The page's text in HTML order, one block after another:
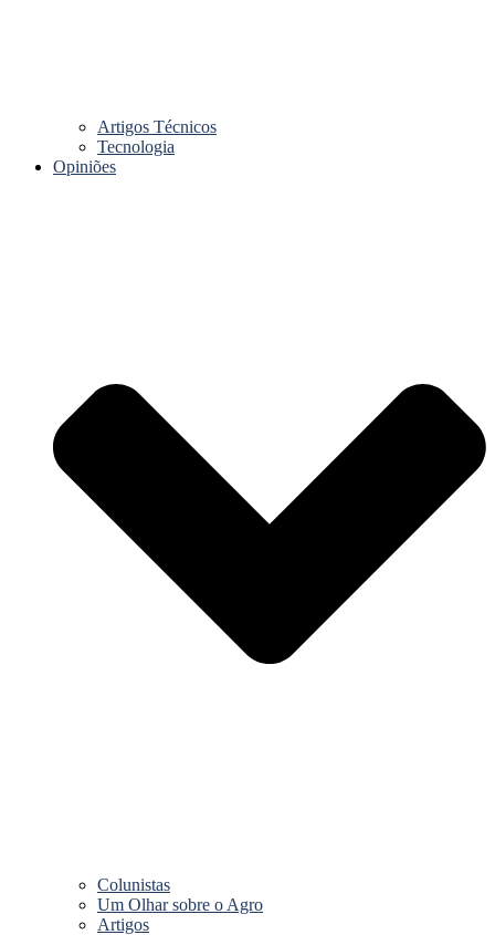
Artigos Técnicos
Tecnologia
Opiniões
Colunistas
Um Olhar sobre o Agro
Artigos